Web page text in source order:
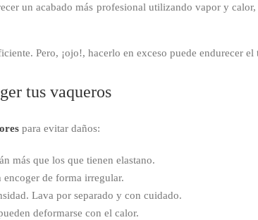
un acabado más profesional utilizando vapor y
Pero, ¡ojo!, hacerlo en exceso puede endurecer
tus vaqueros
para evitar daños:
más que los que tienen elastano.
encoger de forma irregular.
Lava por separado y con cuidado.
deformarse con el calor.